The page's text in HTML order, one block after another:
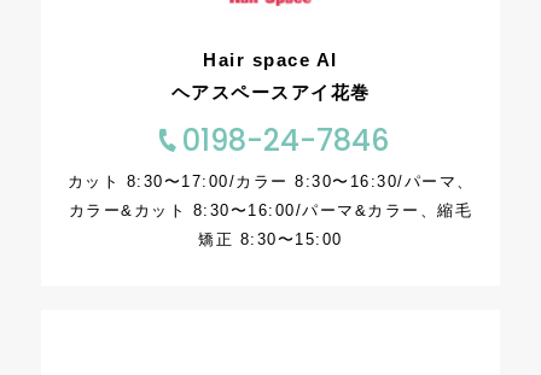
Hair space AI
ヘアスペースアイ花巻
0198-24-7846
カット 8:30〜17:00/カラー 8:30〜16:30/パーマ、
カラー&カット 8:30〜16:00/パーマ&カラー、縮毛
矯正 8:30〜15:00